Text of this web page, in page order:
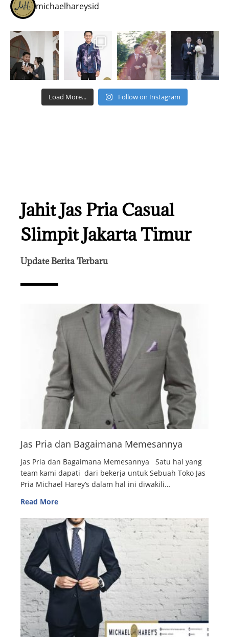
michaelhareysid
Load More... Follow on Instagram
Jahit Jas Pria Casual
Slimpit Jakarta Timur
Update Berita Terbaru
Jas Pria dan Bagaimana Memesannya
Jas Pria dan Bagaimana Memesannya Satu hal yang
team kami dapati dari bekerja untuk Sebuah Toko Jas
Pria Michael Harey’s dalam hal ini diwakili…
Read More